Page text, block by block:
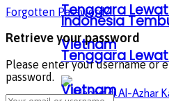
Tenggara
Vietnam
Indonesia
Tenggara
Vietnam
Forgotten Password?
Retrieve your password
Please enter your username or
password.